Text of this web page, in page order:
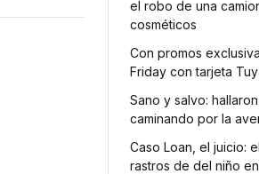
el robo de una
cosméticos
Con promos
Friday con tarjeta
Sano y salvo:
caminando por la
Caso Loan, el juicio:
rastros de del niño